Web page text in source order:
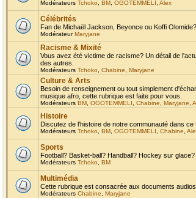
Modérateurs Tchoko BM OGOTEMMELI Alex
Célébrités
Fan de Michaël Jackson, Beyonce ou Koffi
ModérateurMaryjane
Racisme & Mixité
Vous avez été victime de racisme? Un détail de
des autres.
Modérateurs Tchoko Chabine Maryjane
Culture & Arts
Besoin de renseignement ou tout simplement
musique afro, cette rubrique est faite pour vous.
Modérateurs BM OGOTEMMELI Chabine Maryjane
Histoire
Discutez de l'histoire de notre communauté dans ce
Modérateurs Tchoko BM OGOTEMMELI Chabine
Sports
Football? Basket-ball? Handball? Hockey sur
Modérateurs Tchoko BM
Multimédia
Cette rubrique est consacrée aux documents audios
Modérateurs Chabine Maryjane